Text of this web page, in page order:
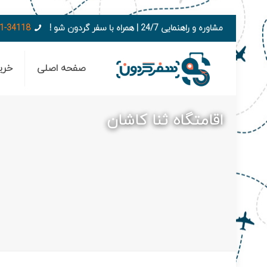
مشاوره و راهنمایی 24/7 | همراه با سفر گردون شو ! 34118
صفحه اصلی
اقامتگاه ثنا کاشان